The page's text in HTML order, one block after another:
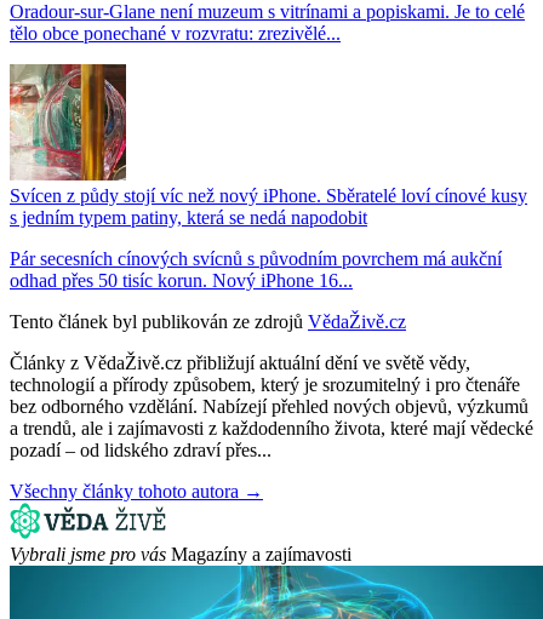
Oradour-sur-Glane není muzeum s vitrínami a popiskami. Je to celé
tělo obce ponechané v rozvratu: zrezivělé...
Svícen z půdy stojí víc než nový iPhone. Sběratelé loví cínové kusy
s jedním typem patiny, která se nedá napodobit
Pár secesních cínových svícnů s původním povrchem má aukční
odhad přes 50 tisíc korun. Nový iPhone 16...
Tento článek byl publikován ze zdrojů VědaŽivě.cz
Články z VědaŽivě.cz přibližují aktuální dění ve světě vědy,
technologií a přírody způsobem, který je srozumitelný i pro čtenáře
bez odborného vzdělání. Nabízejí přehled nových objevů, výzkumů
a trendů, ale i zajímavosti z každodenního života, které mají vědecké
pozadí – od lidského zdraví přes...
Všechny články tohoto autora →
Vybrali jsme pro vás Magazíny a zajímavosti